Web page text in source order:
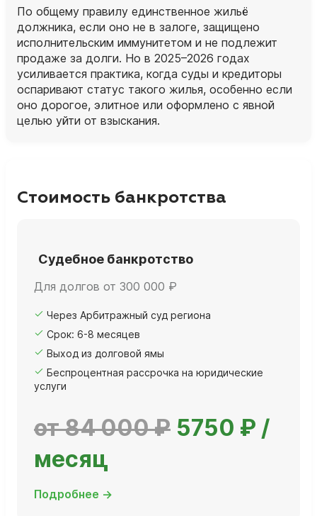
По общему правилу единственное жильё
должника, если оно не в залоге, защищено
исполнительским иммунитетом и не подлежит
продаже за долги. Но в 2025–2026 годах
усиливается практика, когда суды и кредиторы
оспаривают статус такого жилья, особенно если
оно дорогое, элитное или оформлено с явной
целью уйти от взыскания.
Стоимость банкротства
Судебное банкротство
Для долгов от 300 000 ₽
Через Арбитражный суд региона
Срок: 6-8 месяцев
Выход из долговой ямы
Беспроцентная рассрочка на юридические
услуги
от 84 000 ₽ 5750 ₽ /
месяц
Подробнее →